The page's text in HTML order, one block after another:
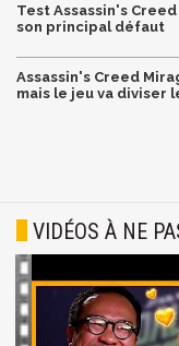
Test Assassin's
son principal défaut
Assassin's Creed
mais le jeu va diviser
VIDÉOS À NE